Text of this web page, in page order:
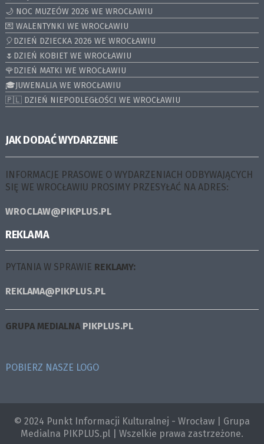
🌙 NOC MUZEÓW 2026 WE WROCŁAWIU
💌 WALENTYNKI WE WROCŁAWIU
🎈DZIEŃ DZIECKA 2026 WE WROCŁAWIU
🌷DZIEŃ KOBIET WE WROCŁAWIU
🌹DZIEŃ MATKI WE WROCŁAWIU
🎓JUWENALIA WE WROCŁAWIU
🇵🇱 DZIEŃ NIEPODLEGŁOŚCI WE WROCŁAWIU
JAK DODAĆ WYDARZENIE
INFORMACJE PRASOWE O WYDARZENIACH ODBYWAJĄCYCH
SIĘ WE WROCŁAWIU PROSIMY PRZESYŁAĆ NA ADRES:
WROCLAW@PIKPLUS.PL
REKLAMA
PYTANIA W SPRAWIE REKLAMY:
REKLAMA@PIKPLUS.PL
GRUPA MEDIALNA PIKPLUS.PL
POBIERZ NASZE LOGO
© 2024 Punkt Informacji Kulturalnej - Wrocław | Grupa
Medialna PIKPLUS.pl | Wszelkie prawa zastrzeżone.